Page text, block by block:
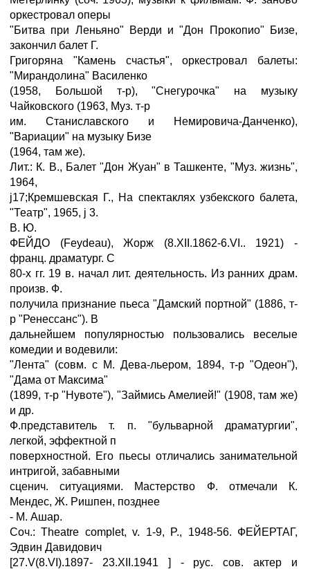
оркестровал оперы
"Битва при Леньяно" Верди и "Дон Прокопио" Бизе,
закончил балет Г.
Григоряна "Камень счастья", оркестровал балеты:
"Мирандолина" Василенко
(1958, Большой т-р), "Снегурочка" на музыку
Чайковского (1963, Муз. т-р
им. Станиславского и Немировича-Данченко),
"Вариации" на музыку Бизе
(1964, там же).
Лит.: К. В., Балет "Дон Жуан" в Ташкенте, "Муз. жизнь",
1964,
ј17;Кремшевская Г., На спектаклях узбекского балета,
"Театр", 1965, ј 3.
В. Ю.
ФЕЙДО (Feydeau), Жорж (8.XII.1862-6.VI.. 1921) -
франц. драматург. С
80-х гг. 19 в. начал лит. деятельность. Из ранних драм.
произв. Ф.
получила признание пьеса "Дамский портной" (1886, т-
р "Ренессанс"). В
дальнейшем популярностью пользовались веселые
комедии и водевили:
"Лента" (совм. с М. Дева-льером, 1894, т-р "Одеон"),
"Дама от Максима"
(1899, т-р "Нувоте"), "Займись Амелией!" (1908, там же)
и др.
Ф.представитель т. п. "бульварной драматургии",
легкой, эффектной п
поверхностной. Его пьесы отличались занимательной
интригой, забавными
сценич. ситуациями. Мастерство Ф. отмечали К.
Мендес, Ж. Ришпен, позднее
- М. Ашар.
Соч.: Theatre complet, v. 1-9, P., 1948-56. ФЕЙЕРТАГ,
Эдвин Давидович
[27.V(8.VI).1897- 23.XII.1941 ] - рус. сов. актер и